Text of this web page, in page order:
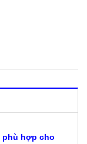
phù hợp cho